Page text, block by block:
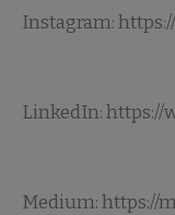
Instagram:
LinkedIn: https://
Medium: https://